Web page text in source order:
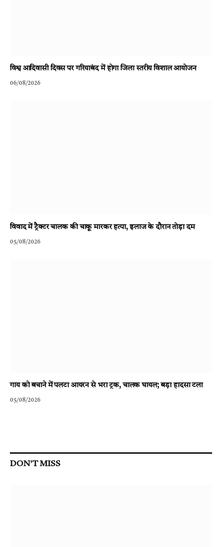
विश्व आदिवासी दिवस पर गरियाबंद में होगा जिला स्तरीय विशाल आयोजन
06/08/2026
विवाद में ट्रैक्टर चालक की चाकू मारकर हत्या, इलाज के दौरान तोड़ा दम
05/08/2026
गाय को बचाने में पलटा आयरन से भरा ट्रक, चालक घायल; बड़ा हादसा टला
05/08/2026
DON'T MISS